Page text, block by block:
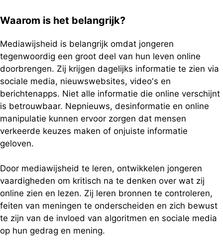
Waarom is het belangrijk?
Mediawijsheid is belangrijk omdat jongeren
tegenwoordig een groot deel van hun leven online
doorbrengen. Zij krijgen dagelijks informatie te zien via
sociale media, nieuwswebsites, video's en
berichtenapps. Niet alle informatie die online verschijnt
is betrouwbaar. Nepnieuws, desinformatie en online
manipulatie kunnen ervoor zorgen dat mensen
verkeerde keuzes maken of onjuiste informatie
geloven.
Door mediawijsheid te leren, ontwikkelen jongeren
vaardigheden om kritisch na te denken over wat zij
online zien en lezen. Zij leren bronnen te controleren,
feiten van meningen te onderscheiden en zich bewust
te zijn van de invloed van algoritmen en sociale media
op hun gedrag en mening.